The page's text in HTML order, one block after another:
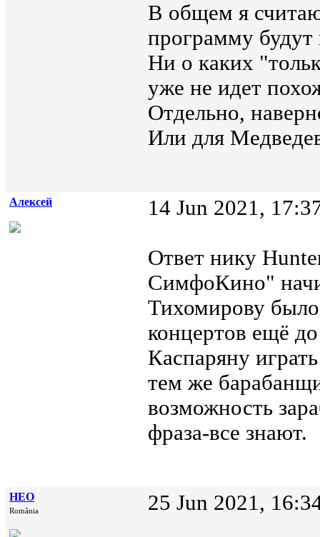
В общем я
программу будут
Ни о каких
уже не идет
Отдельно,
Или для
Алексей 14 Jun 2021,
Ответ нику
СимфоКино"
Тихомирову
концертов ещё
Каспаряну
тем же
возможность
фраза-все знают.
НЕО
România 25 Jun 2021,